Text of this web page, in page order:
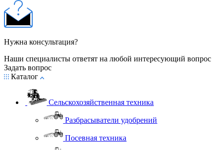
Нужна консультация?
Наши специалисты ответят на любой интересующий вопрос
Задать вопрос
Каталог
Сельскохозяйственная техника
Разбрасыватели удобрений
Посевная техника